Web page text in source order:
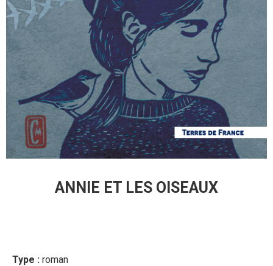
ANNIE ET LES OISEAUX
Type : roman